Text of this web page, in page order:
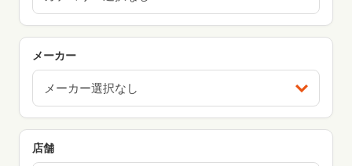
メーカー
メーカー選択なし
店舗